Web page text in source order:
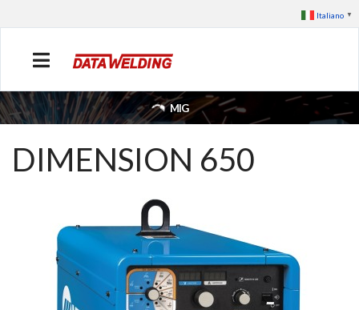
Italiano ▼
MIG
DIMENSION 650